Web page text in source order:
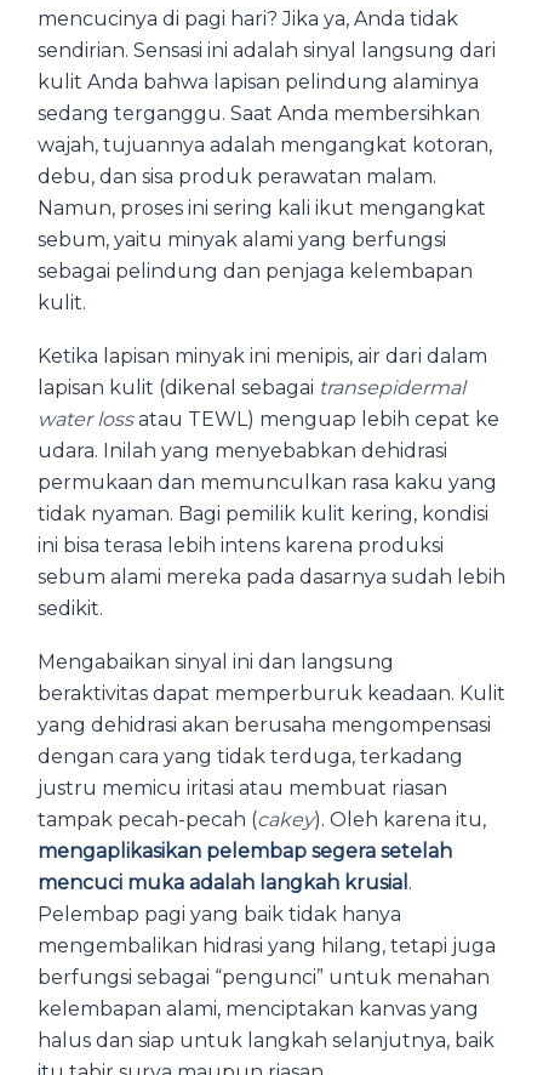
mencucinya di pagi hari? Jika ya, Anda tidak
sendirian. Sensasi ini adalah sinyal langsung dari
kulit Anda bahwa lapisan pelindung alaminya
sedang terganggu. Saat Anda membersihkan
wajah, tujuannya adalah mengangkat kotoran,
debu, dan sisa produk perawatan malam.
Namun, proses ini sering kali ikut mengangkat
sebum, yaitu minyak alami yang berfungsi
sebagai pelindung dan penjaga kelembapan
kulit.
Ketika lapisan minyak ini menipis, air dari dalam
lapisan kulit (dikenal sebagai transepidermal
water lossatau TEWL) menguap lebih cepat ke
udara. Inilah yang menyebabkan dehidrasi
permukaan dan memunculkan rasa kaku yang
tidak nyaman. Bagi pemilik kulit kering, kondisi
ini bisa terasa lebih intens karena produksi
sebum alami mereka pada dasarnya sudah lebih
sedikit.
Mengabaikan sinyal ini dan langsung
beraktivitas dapat memperburuk keadaan. Kulit
yang dehidrasi akan berusaha mengompensasi
dengan cara yang tidak terduga, terkadang
justru memicu iritasi atau membuat riasan
tampak pecah-pecah (cakey). Oleh karena itu,
mengaplikasikan pelembap segera setelah
mencuci muka adalah langkah krusial .
Pelembap pagi yang baik tidak hanya
mengembalikan hidrasi yang hilang, tetapi juga
berfungsi sebagai “pengunci” untuk menahan
kelembapan alami, menciptakan kanvas yang
halus dan siap untuk langkah selanjutnya, baik